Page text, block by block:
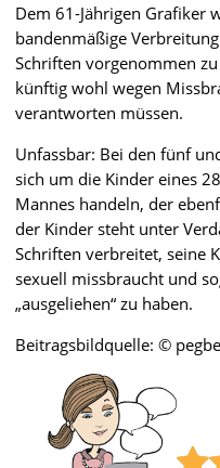
Dem 61-Jährigen Grafiker
bandenmäßige
Schriften vorgenommen
künftig wohl wegen
verantworten müssen.
Unfassbar: Bei den fünf
sich um die Kinder eines
Mannes handeln, der
der Kinder steht unter
Schriften verbreitet, seine
sexuell missbraucht und
„ausgeliehen“ zu haben.
Beitragsbildquelle: ©